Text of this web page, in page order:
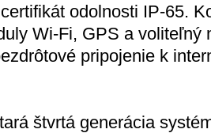
odolnosti IP-65.
Wi-Fi, GPS a voliteľný
pripojenie k
štvrtá generácia